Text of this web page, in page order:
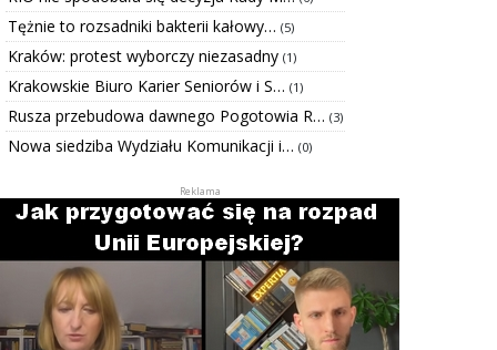
Tężnie to rozsadniki bakterii kałowy… (5)
Kraków: protest wyborczy niezasadny (1)
Krakowskie Biuro Karier Seniorów i S… (1)
Rusza przebudowa dawnego Pogotowia R… (3)
Nowa siedziba Wydziału Komunikacji i… (0)